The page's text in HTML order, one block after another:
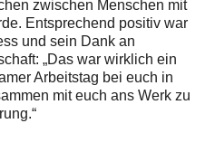
zwischen Menschen mit
Entsprechend positiv war
und sein Dank an
„Das war wirklich ein
Arbeitstag bei euch in
mit euch ans Werk zu